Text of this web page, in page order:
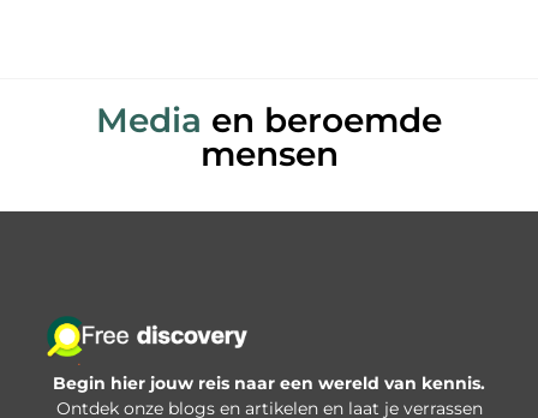
Media en beroemde
mensen
Begin hier jouw reis naar een wereld van kennis.
Ontdek onze blogs en artikelen en laat je verrassen